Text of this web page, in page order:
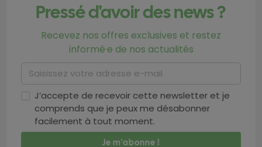
Pressé d'avoir des news ?
Recevez nos offres exclusives et restez
informé·e de nos actualités
J’accepte de recevoir cette newsletter et je
comprends que je peux me désabonner
facilement à tout moment.